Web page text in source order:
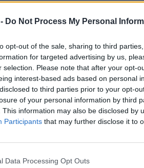
Do Not Process My Personal
opt-out of the sale, sharing to third
for targeted advertising by us,
selection. Please note that after your opt-
interest-based ads based on personal
to third parties prior to your opt-
of your personal information by third
This information may also be disclosed by
Participants that may further disclose it to
Data Processing Opt Outs
Special Operation Forces
συμμετείχαν επιτελείς της ΔΕΠ
απαιτήσεις των διοικητικών